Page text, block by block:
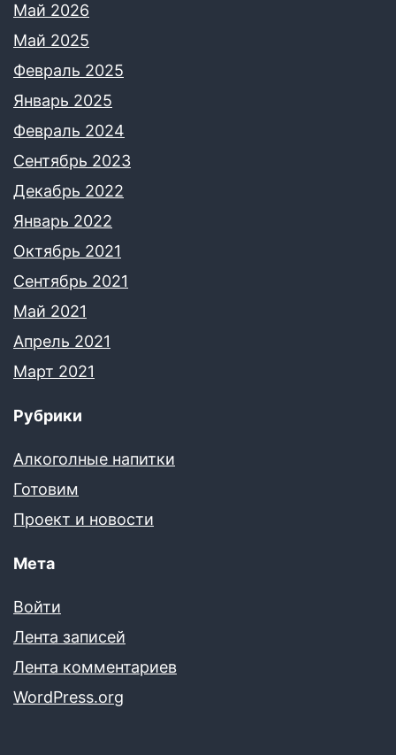
Май 2026
Май 2025
Февраль 2025
Январь 2025
Февраль 2024
Сентябрь 2023
Декабрь 2022
Январь 2022
Октябрь 2021
Сентябрь 2021
Май 2021
Апрель 2021
Март 2021
Рубрики
Алкоголные напитки
Готовим
Проект и новости
Мета
Войти
Лента записей
Лента комментариев
WordPress.org